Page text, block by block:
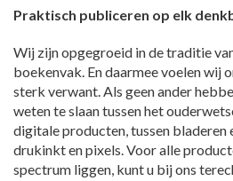
Praktisch publiceren op elk
Wij zijn opgegroeid in de traditie
boekenvak. En daarmee voelen wij
sterk verwant. Als geen ander
weten te slaan tussen het
digitale producten, tussen bladeren
drukinkt en pixels. Voor alle
spectrum liggen, kunt u bij ons